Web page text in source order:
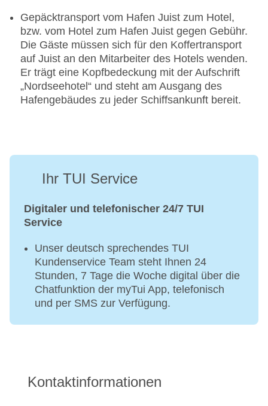
Gepäcktransport vom Hafen Juist zum Hotel,
bzw. vom Hotel zum Hafen Juist gegen Gebühr.
Die Gäste müssen sich für den Koffertransport
auf Juist an den Mitarbeiter des Hotels wenden.
Er trägt eine Kopfbedeckung mit der Aufschrift
„Nordseehotel“ und steht am Ausgang des
Hafengebäudes zu jeder Schiffsankunft bereit.
Ihr TUI Service
Digitaler und telefonischer 24/7 TUI
Service
Unser deutsch sprechendes TUI
Kundenservice Team steht Ihnen 24
Stunden, 7 Tage die Woche digital über die
Chatfunktion der myTui App, telefonisch
und per SMS zur Verfügung.
Kontaktinformationen